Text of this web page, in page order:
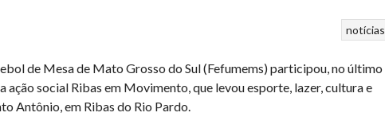
notícias
de Mesa de Mato Grosso do Sul (Fefumems) participou, no último
ação social Ribas em Movimento, que levou esporte, lazer, cultura e
Antônio, em Ribas do Rio Pardo.